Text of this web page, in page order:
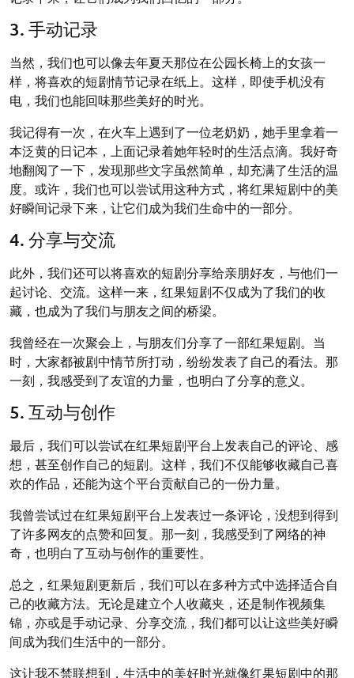
3. 手动记录
当然，我们也可以像去年夏天那位在公园长椅上的女孩一
样，将喜欢的短剧情节记录在纸上。这样，即使手机没有
电，我们也能回味那些美好的时光。
我记得有一次，在火车上遇到了一位老奶奶，她手里拿着一
本泛黄的日记本，上面记录着她年轻时的生活点滴。我好奇
地翻阅了一下，发现那些文字虽然简单，却充满了生活的温
度。或许，我们也可以尝试用这种方式，将红果短剧中的美
好瞬间记录下来，让它们成为我们生命中的一部分。
4. 分享与交流
此外，我们还可以将喜欢的短剧分享给亲朋好友，与他们一
起讨论、交流。这样一来，红果短剧不仅成为了我们的收
藏，也成为了我们与朋友之间的桥梁。
我曾经在一次聚会上，与朋友们分享了一部红果短剧。当
时，大家都被剧中情节所打动，纷纷发表了自己的看法。那
一刻，我感受到了友谊的力量，也明白了分享的意义。
5. 互动与创作
最后，我们可以尝试在红果短剧平台上发表自己的评论、感
想，甚至创作自己的短剧。这样，我们不仅能够收藏自己喜
欢的作品，还能为这个平台贡献自己的一份力量。
我曾尝试过在红果短剧平台上发表过一条评论，没想到得到
了许多网友的点赞和回复。那一刻，我感受到了网络的神
奇，也明白了互动与创作的重要性。
总之，红果短剧更新后，我们可以在多种方式中选择适合自
己的收藏方法。无论是建立个人收藏夹，还是制作视频集
锦，亦或是手动记录、分享交流，我们都可以让这些美好瞬
间成为我们生活中的一部分。
这让我不禁联想到，生活中的美好时光就像红果短剧中的那